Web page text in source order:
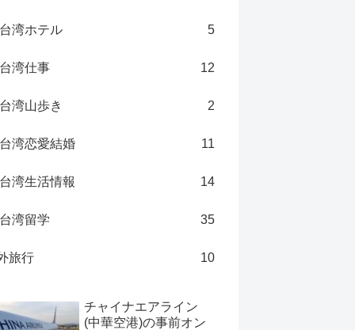
湾ホテル 5
湾仕事 12
湾山歩き 2
湾恋愛結婚 11
湾生活情報 14
湾留学 35
旅行 10
チャイナエアライン
(中華空港)の事前オン